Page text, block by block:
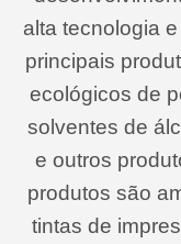
alta tecnologia
principais
ecológicos de
solventes de
e outros
produtos são
tintas de